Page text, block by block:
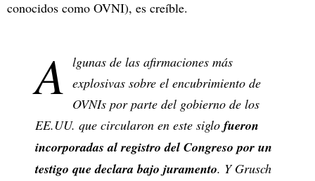
conocidos como OVNI), es creíble.
A lgunas de las afirmaciones más
explosivas sobre el encubrimiento de
OVNIs por parte del gobierno de los
EE.UU. que circularon en este siglo fueron
incorporadas al registro del Congreso por un
testigo que declara bajo juramento. Y Grusch